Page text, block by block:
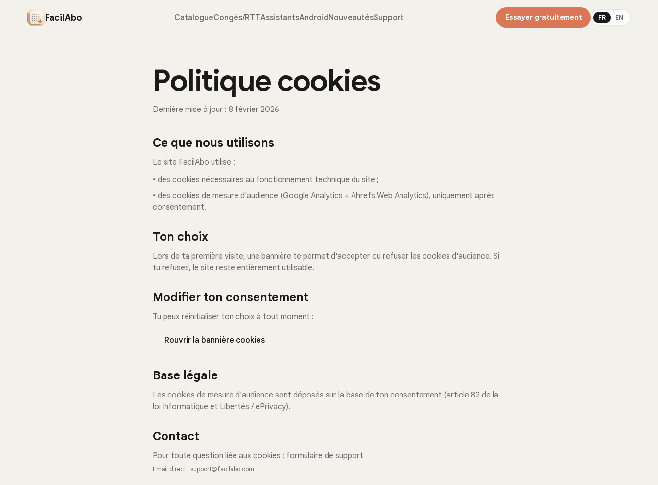
FacilAbo CatalogueCongés/RTTAssistantsAndroidNouveautésSupport Essayer gratuitement FR EN
Politique cookies
Dernière mise à jour : 8 février 2026
Ce que nous utilisons
Le site FacilAbo utilise :
• des cookies nécessaires au fonctionnement technique du site ;
• des cookies de mesure d'audience (Google Analytics + Ahrefs Web Analytics), uniquement après
consentement.
Ton choix
Lors de ta première visite, une bannière te permet d'accepter ou refuser les cookies d'audience. Si
tu refuses, le site reste entièrement utilisable.
Modifier ton consentement
Tu peux réinitialiser ton choix à tout moment :
Rouvrir la bannière cookies
Base légale
Les cookies de mesure d'audience sont déposés sur la base de ton consentement (article 82 de la
loi Informatique et Libertés / ePrivacy).
Contact
Pour toute question liée aux cookies : formulaire de support
Email direct : support@facilabo.com